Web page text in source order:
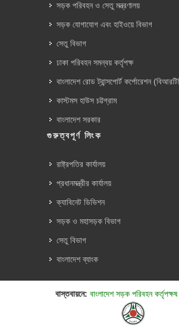
সড়ক পরিবহন ও সেতু মন্ত্রণালয়
সড়ক যোগাযোগ এবং হাইওয়ে বিভাগ
সেতু বিভাগ
ঢাকা পরিবহন সমন্বয় কর্তৃপক্ষ
বাংলাদেশ রোড ট্রান্সপোর্ট কর্পোরেশন
কাস্টমস হাউস চট্টগ্রাম
বাংলাদেশ সরকার
গুরুত্বপূর্ণ লিংক
রাষ্ট্রপতির কার্যালয়
প্রধানমন্ত্রীর কার্যালয়
ক্যাবিনেট ডিভিশন
সড়ক ও মহাসড়ক বিভাগ
সেতু বিভাগ
বাংলাদেশ ব্যাংক
বাস্তবায়নে: বাংলাদেশ সড়ক পরিবহন